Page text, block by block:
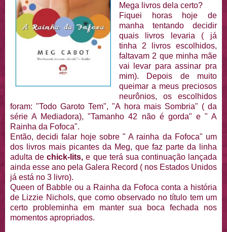
Mega livros dela certo?
Fiquei horas hoje de
manha tentando decidir
quais livros levaria ( já
tinha 2 livros escolhidos,
faltavam 2 que minha mãe
vai levar para assinar pra
mim). Depois de muito
queimar a meus preciosos
neurônios, os escolhidos
foram: "Todo Garoto Tem", "A hora mais Sombria" ( da
série A Mediadora), "Tamanho 42 não é gorda" e " A
Rainha da Fofoca".
Então, decidi falar hoje sobre " A rainha da Fofoca" um
dos livros mais picantes da Meg, que faz parte da linha
adulta dechick-lits, e que terá sua continuação lançada
ainda esse ano pela Galera Record ( nos Estados Unidos
já está no 3 livro).
Queen of Babble ou a Rainha da Fofoca conta a história
de Lizzie Nichols, que como observado no título tem um
certo probleminha em manter sua boca fechada nos
momentos apropriados.